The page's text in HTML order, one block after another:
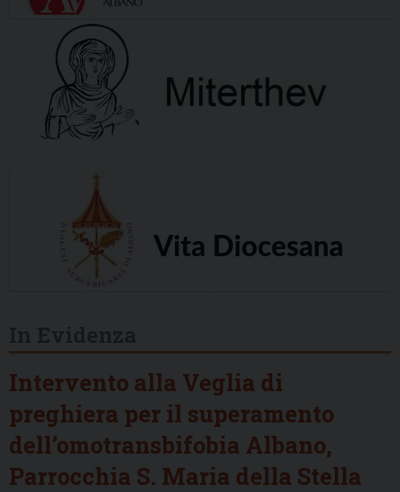
Intervento alla Veglia di
preghiera per il superamento
dell’omotransbifobia Albano,
Parrocchia S. Maria della Stella